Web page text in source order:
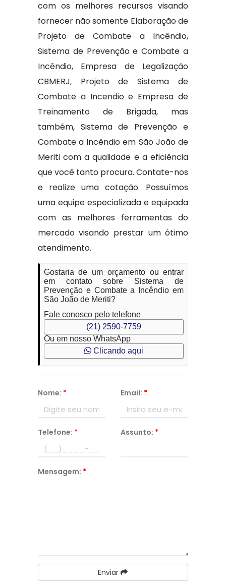
com os melhores recursos visando
fornecer não somente Elaboração de
Projeto de Combate a Incêndio,
Sistema de Prevenção e Combate a
Incêndio, Empresa de Legalização
CBMERJ, Projeto de Sistema de
Combate a Incendio e Empresa de
Treinamento de Brigada, mas
também, Sistema de Prevenção e
Combate a Incêndio em São João de
Meriti com a qualidade e a eficiência
que você tanto procura. Contate-nos
e realize uma cotação. Possuímos
uma equipe especializada e equipada
com as melhores ferramentas do
mercado visando prestar um ótimo
atendimento.
Gostaria de um orçamento ou entrar
em contato sobre Sistema de
Prevenção e Combate a Incêndio em
São João de Meriti?
Fale conosco pelo telefone
(21) 2590-7759
Ou em nosso WhatsApp
Clicando aqui
Nome: * Email: *
Telefone: * Assunto: *
Mensagem: *
Enviar